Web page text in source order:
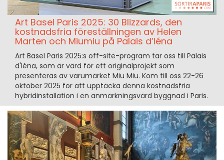
Art Basel Paris 2025: 30 Blizzards, den
kostnadsfria föreställningen av Helen
Marten och Miumiu på Palais d’Iéna
Art Basel Paris 2025:s off-site-program tar oss till Palais
d'Iéna, som är värd för ett originalprojekt som
presenteras av varumärket Miu Miu. Kom till oss 22-26
oktober 2025 för att upptäcka denna kostnadsfria
hybridinstallation i en anmärkningsvärd byggnad i Paris.